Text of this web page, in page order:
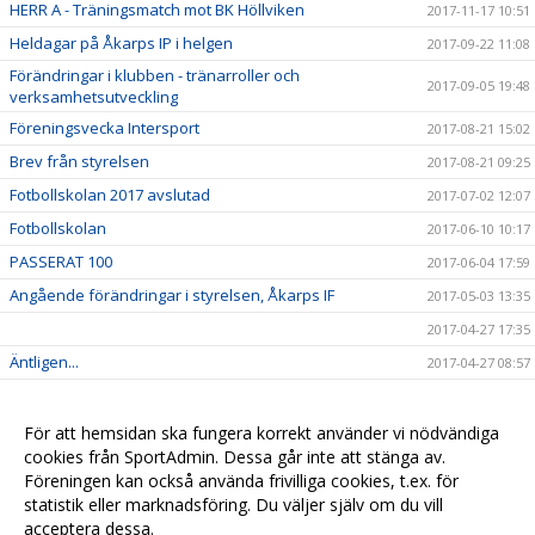
HERR A - Träningsmatch mot BK Höllviken 2017-11-17 10:51
Heldagar på Åkarps IP i helgen 2017-09-22 11:08
Förändringar i klubben - tränarroller och
verksamhetsutveckling
2017-09-05 19:48
Föreningsvecka Intersport 2017-08-21 15:02
Brev från styrelsen 2017-08-21 09:25
Fotbollskolan 2017 avslutad 2017-07-02 12:07
Fotbollskolan 2017-06-10 10:17
PASSERAT 100 2017-06-04 17:59
Angående förändringar i styrelsen, Åkarps IF
2017-05-03 13:35
2017-04-27 17:35
Äntligen... 2017-04-27 08:57
Nyheter i profilsortimentet 2017-02-03 08:10
Utbildning genomförd 2016-12-12 20:40
För att hemsidan ska fungera korrekt använder vi nödvändiga
cookies från SportAdmin. Dessa går inte att stänga av.
Föreningen kan också använda frivilliga cookies, t.ex. för
statistik eller marknadsföring. Du väljer själv om du vill
acceptera dessa.